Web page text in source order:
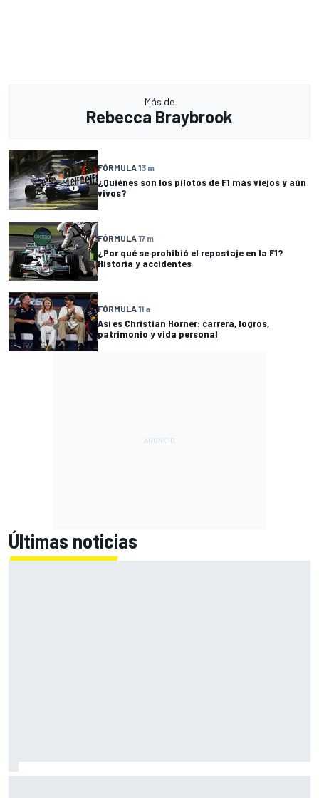
Más de
Rebecca Braybrook
FÓRMULA 13 m
¿Quiénes son los pilotos de F1 más viejos y aún
vivos?
FÓRMULA 17 m
¿Por qué se prohibió el repostaje en la F1?
Historia y accidentes
FÓRMULA 11 a
Así es Christian Horner: carrera, logros,
patrimonio y vida personal
Últimas noticias